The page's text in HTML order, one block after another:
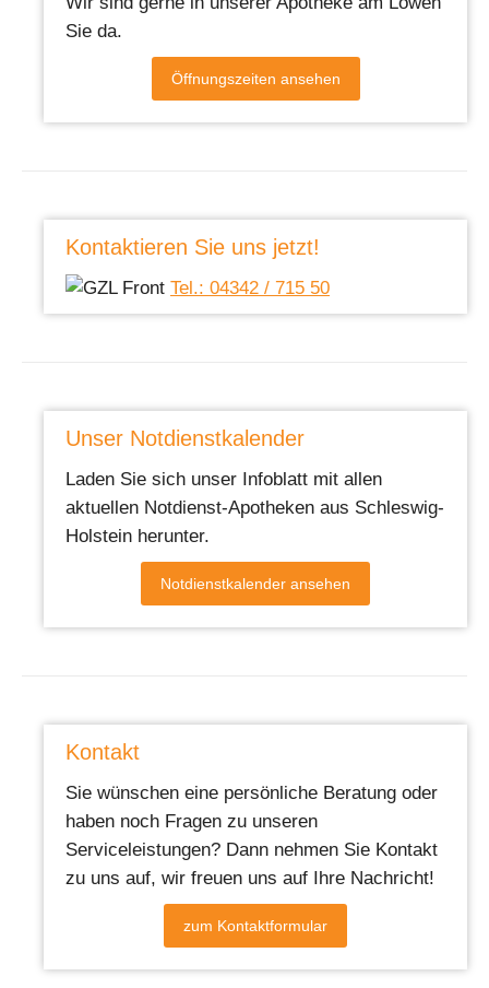
Sie da.
Öffnungszeiten ansehen
Kontaktieren Sie uns jetzt!
Tel.: 04342 / 715 50
Unser Notdienstkalender
Laden Sie sich unser Infoblatt mit allen
aktuellen Notdienst-Apotheken aus Schleswig-
Holstein herunter.
Notdienstkalender ansehen
Kontakt
Sie wünschen eine persönliche Beratung oder
haben noch Fragen zu unseren
Serviceleistungen? Dann nehmen Sie Kontakt
zu uns auf, wir freuen uns auf Ihre Nachricht!
zum Kontaktformular